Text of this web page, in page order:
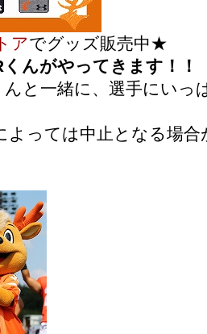
アでグッズ販売中★
くんがやってきます！！
んと一緒に、選手にいっ
よっては中止となる場